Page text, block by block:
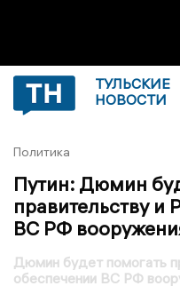
ТУЛЬСКИЕ
НОВОСТИ
Политика
Путин: Дюмин
правительству и
ВС РФ
Дюмин будет помогать
обеспечении ВС РФ